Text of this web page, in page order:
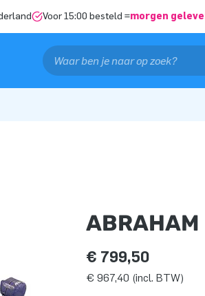
Voor 15:00 besteld =morgen
ABRAHAM
€ 799,50
€ 967,40 (incl. BTW)